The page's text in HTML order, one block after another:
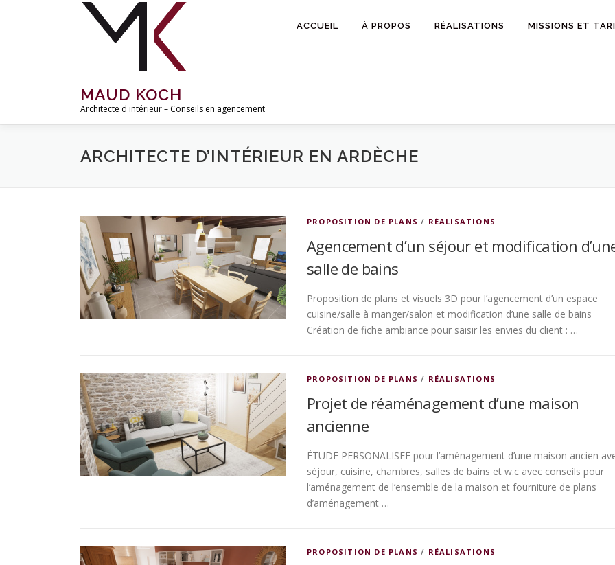
MAUD KOCH
Architecte d'intérieur – Conseils en agencement
ACCUEIL À PROPOS RÉALISATIONS MISSIONS ET
ARCHITECTE D’INTÉRIEUR EN ARDÈCHE
PROPOSITION DE PLANS / RÉALISATIONS
Agencement d’un séjour et modification
salle de bains
Proposition de plans et visuels 3D pour l’agencement d’un espace
cuisine/salle à manger/salon et modification d’une salle de bains
Création de fiche ambiance pour saisir les envies du client : …
PROPOSITION DE PLANS / RÉALISATIONS
Projet de réaménagement d’une maison
ancienne
ÉTUDE PERSONALISEE pour l’aménagement d’une maison ancien
séjour, cuisine, chambres, salles de bains et w.c avec conseils pour
l’aménagement de l’ensemble de la maison et fourniture de plans
d’aménagement …
PROPOSITION DE PLANS / RÉALISATIONS